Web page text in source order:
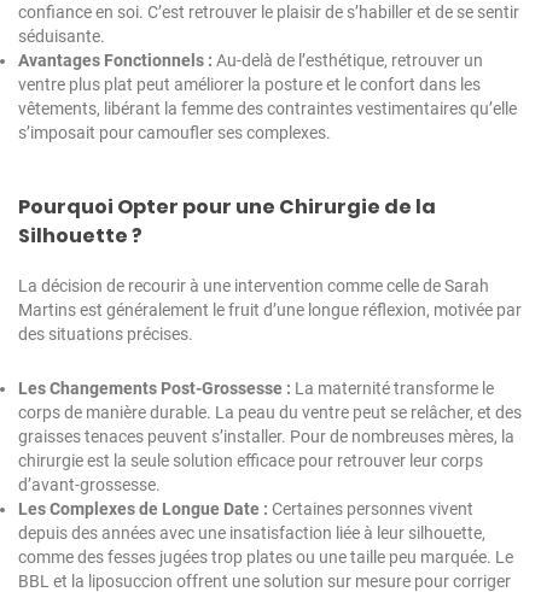
confiance en soi. C’est retrouver le plaisir de s’habiller et de se sentir
séduisante.
Avantages Fonctionnels : Au-delà de l’esthétique, retrouver un
ventre plus plat peut améliorer la posture et le confort dans les
vêtements, libérant la femme des contraintes vestimentaires qu’elle
s’imposait pour camoufler ses complexes.
Pourquoi Opter pour une Chirurgie de la
Silhouette ?
La décision de recourir à une intervention comme celle de Sarah
Martins est généralement le fruit d’une longue réflexion, motivée par
des situations précises.
Les Changements Post-Grossesse : La maternité transforme le
corps de manière durable. La peau du ventre peut se relâcher, et des
graisses tenaces peuvent s’installer. Pour de nombreuses mères, la
chirurgie est la seule solution efficace pour retrouver leur corps
d’avant-grossesse.
Les Complexes de Longue Date : Certaines personnes vivent
depuis des années avec une insatisfaction liée à leur silhouette,
comme des fesses jugées trop plates ou une taille peu marquée. Le
BBL et la liposuccion offrent une solution sur mesure pour corriger